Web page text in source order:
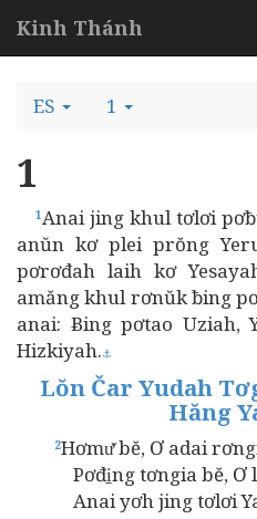
Kinh Thánh
ES 1
1
1Anai jing khul tơlơi
anŭn kơ plei prŏng
pơrơđah laih kơ
amăng khul rơnŭk ƀing
anai: Ƀing pơtao Uziah,
Hizkiyah.⚓
Lŏn Čar Yudah
Hăng
2Hơmư̆ bĕ, Ơ adai
Pơđi̱ng tơngia bĕ, Ơ
Anai yơh jing tơlơi